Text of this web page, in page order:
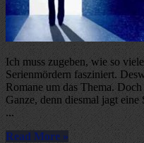
Ich muss zugeben, wie so
Serienmördern fasziniert.
Romane um das Thema.
Ganze, denn diesmal jagt
...
Read More »